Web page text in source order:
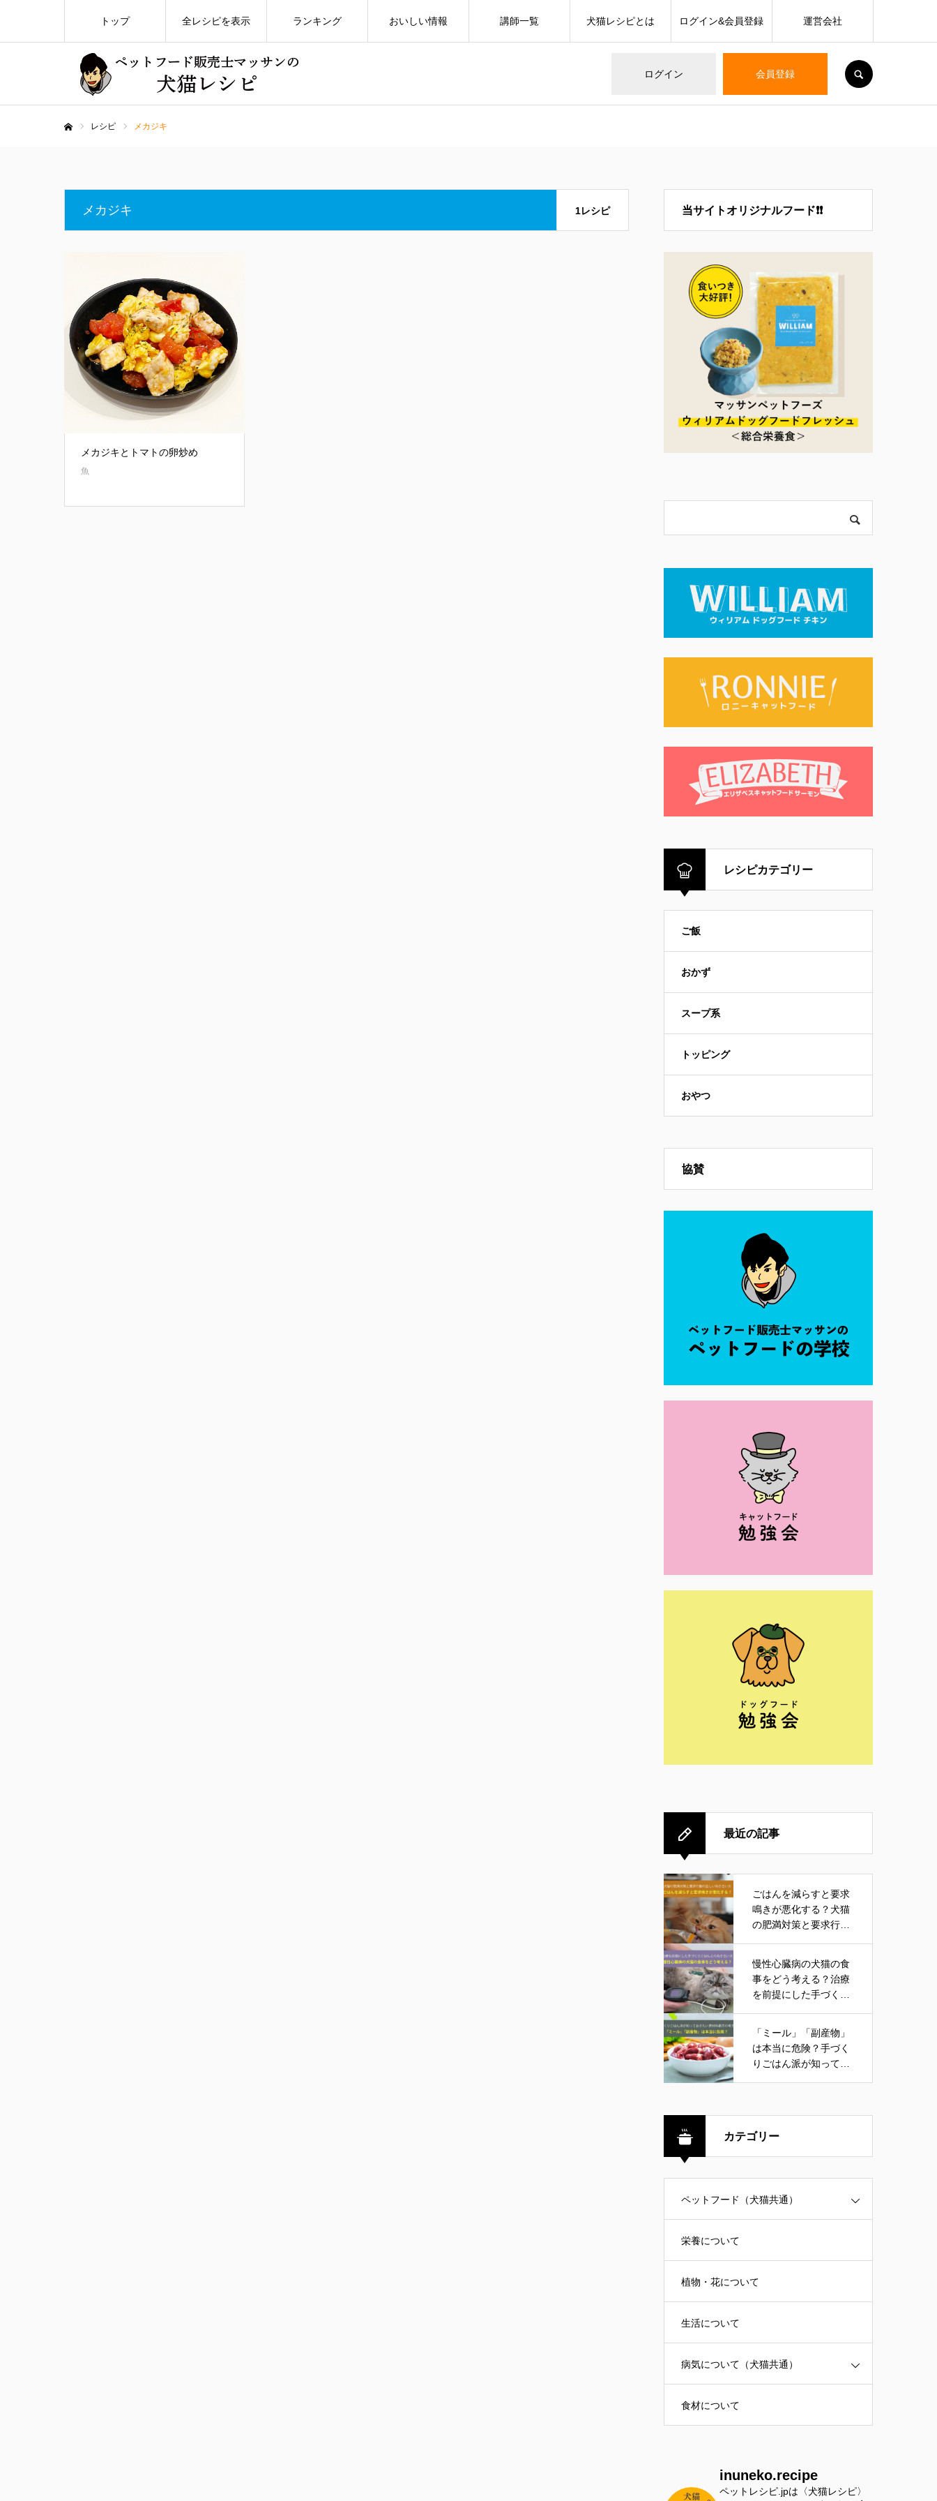
ログイン 会員登録
トップ 全レシピを表示 ランキング おいしい情報 講師一覧 犬猫レシピとは ログイン&会員登録 運営会社
レシピ メカジキ
メカジキ 1レシピ
メカジキとトマトの卵炒め
魚
当サイトオリジナルフード❗❗
レシピカテゴリー
ご飯
おかず
スープ系
トッピング
おやつ
協賛
最近の記事
ごはんを減らすと要求
鳴きが悪化する？犬猫
の肥満対策と要求行動
慢性心臓病の犬猫の食
事をどう考える？治療
を前提にした手づくり
「ミール」「副産物」
は本当に危険？手づく
りごはん派が知ってお
カテゴリー
ペットフード（犬猫共通）
栄養について
植物・花について
生活について
病気について（犬猫共通）
食材について
inuneko.recipe
ペットレシピ.jpは〈犬猫レシピ〉